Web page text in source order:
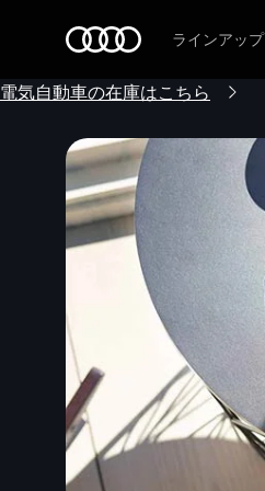
ラインアップ
電気自動車の在庫はこちら